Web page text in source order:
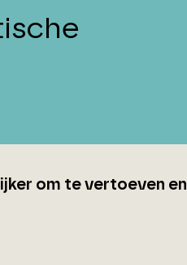
om te vertoeven en